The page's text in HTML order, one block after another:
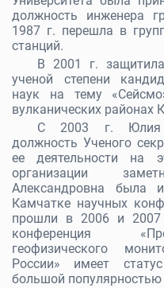
должность инженера
1987 г. перешла в
станций.
В 2001 г.
ученой степени
наук на тему
вулканических районах
С 2003 г. Юлия
должность Ученого
ее деятельности на
организации
Александровна была
Камчатке научных
прошли в 2006 и
конференция
геофизического
России» имеет
большой